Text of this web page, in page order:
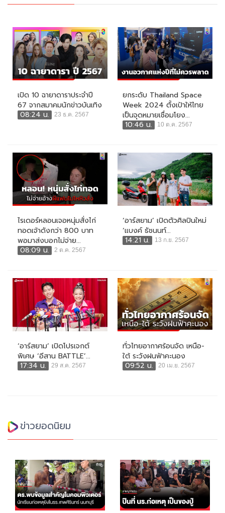
เปิด 10 ฉายาดาราประจำปี
67 จากสมาคมนักข่าวบันเทิง
08:24 น.
23 ธ.ค. 2567
ยกระดับ Thailand Space
Week 2024 ตั้งเป้าให้ไทย
เป็นจุดหมายเชื่อมโยง...
10:46 น.
10 ต.ค. 2567
ไรเดอร์หลอนเจอหนุ่มสั่งไก่
ทอดเจ้าดังกว่า 800 บาท
พอมาส่งบอกไม่จ่าย...
08:09 น.
2 ต.ค. 2567
‘อาร์สยาม’ เปิดตัวศิลปินใหม่
‘แบงค์ ธัชนนท์...
14:21 น.
13 ก.ย. 2567
‘อาร์สยาม’ เปิดโปรเจกต์
พิเศษ ‘อีสาน BATTLE’...
17:34 น.
29 ส.ค. 2567
ทั่วไทยอากาศร้อนจัด เหนือ-
ใต้ ระวังฝนฟ้าคะนอง
09:52 น.
20 เม.ย. 2567
ข่าวยอดนิยม